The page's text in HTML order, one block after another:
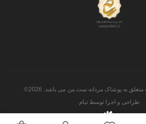
به پوشاک مردانه ست من می باشد. 2026©
طراحی و اجرا توسط تیام